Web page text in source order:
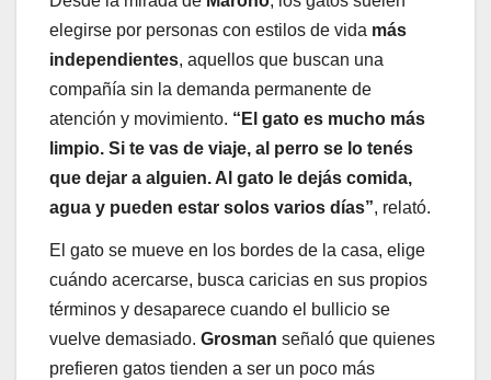
elegirse por personas con estilos de vida más
independientes, aquellos que buscan una
compañía sin la demanda permanente de
atención y movimiento. “El gato es mucho más
limpio. Si te vas de viaje, al perro se lo tenés
que dejar a alguien. Al gato le dejás comida,
agua y pueden estar solos varios días”, relató.
El gato se mueve en los bordes de la casa, elige
cuándo acercarse, busca caricias en sus propios
términos y desaparece cuando el bullicio se
vuelve demasiado. Grosman señaló que quienes
prefieren gatos tienden a ser un poco más